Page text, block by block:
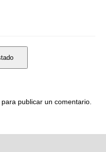
para publicar un comentario.